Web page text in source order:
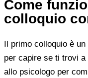
Come
colloquio
Il primo colloquio è
per capire se ti trovi
allo psicologo per